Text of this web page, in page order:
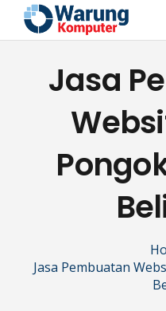
Jasa
Jasa Pembuatan